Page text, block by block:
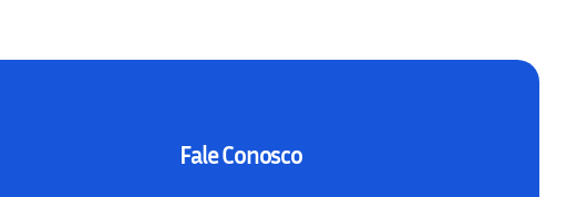
Fale Conosco